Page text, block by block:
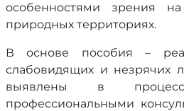
особенностями зрения
природных территориях.
В основе пособия –
слабовидящих и незрячих
выявлены в
профессиональными